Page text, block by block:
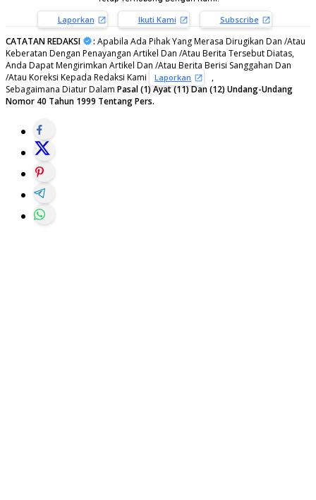
Laporkan Ikuti Kami Subscribe
CATATAN REDAKSI : Apabila Ada Pihak Yang Merasa Dirugikan Dan /Atau
Keberatan Dengan Penayangan Artikel Dan /Atau Berita Tersebut Diatas,
Anda Dapat Mengirimkan Artikel Dan /Atau Berita Berisi Sanggahan Dan
/Atau Koreksi Kepada Redaksi Kami
Laporkan
,
Sebagaimana Diatur Dalam Pasal (1) Ayat (11) Dan (12) Undang-Undang
Nomor 40 Tahun 1999 Tentang Pers.